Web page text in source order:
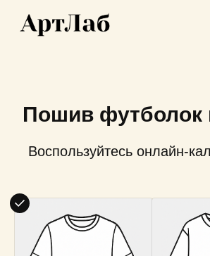
Пошив футболок
Воспользуйтесь онлайн-